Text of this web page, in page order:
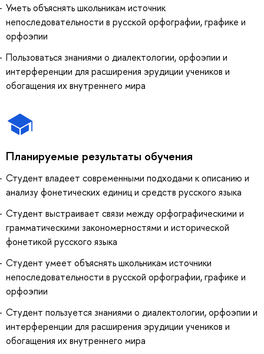
Уметь объяснять школьникам источник
непоследовательности в русской орфографии, графике и
орфоэпии
Пользоваться знаниями о диалектологии, орфоэпии и
интерференции для расширения эрудиции учеников и
обогащения их внутреннего мира
Планируемые результаты обучения
Студент владеет современными подходами к описанию и
анализу фонетических единиц и средств русского языка
Студент выстраивает связи между орфографическими и
грамматическими закономерностями и исторической
фонетикой русского языка
Студент умеет объяснять школьникам источники
непоследовательности в русской орфографии, графике и
орфоэпии
Студент пользуется знаниями о диалектологии, орфоэпии и
интерференции для расширения эрудиции учеников и
обогащения их внутреннего мира